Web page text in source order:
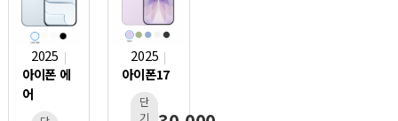
2025
아이폰 에
어
2025
아이폰17
단
기